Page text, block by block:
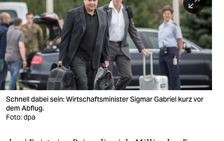
nord
wahrheit
verlag
verlag
veranstaltungen
shop
fragen & hilfe
Schnell dabei sein: Wirtschaftsminister Sigmar Gabriel kurz vor
dem Abflug.
Foto: dpa